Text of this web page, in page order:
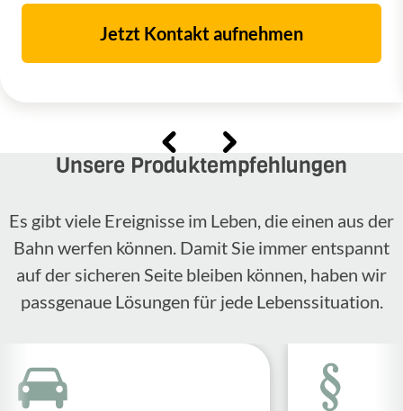
Jetzt Kontakt aufnehmen
Unsere Produktempfehlungen
Es gibt viele Ereignisse im Leben, die einen aus der
Bahn werfen können. Damit Sie immer entspannt
auf der sicheren Seite bleiben können, haben wir
passgenaue Lösungen für jede Lebenssituation.